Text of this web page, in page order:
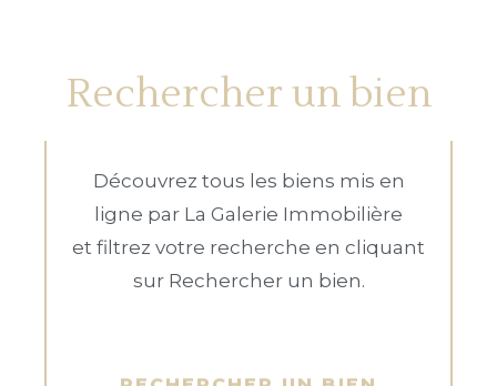
Rechercher un bien
Découvrez tous les biens mis en
ligne par La Galerie Immobilière
et filtrez votre recherche en cliquant
sur Rechercher un bien.